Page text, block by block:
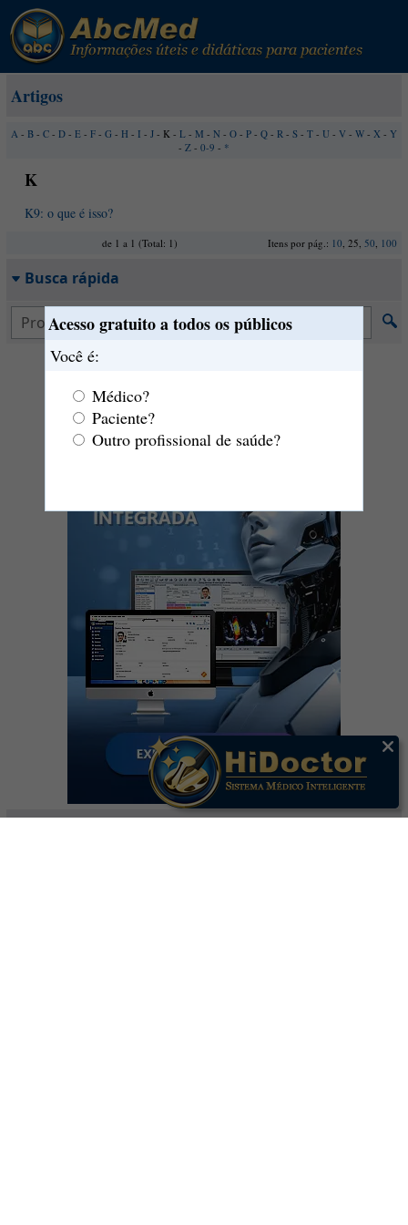
Acesso gratuito a todos os públicos
Você é:
Médico?
Paciente?
Outro profissional de saúde?
Artigos
A - B - C - D - E - F - G - H - I - J - K - L - M - N - O - P - Q - R - S - T - U - V - W - X - Y
- Z - 0-9 - *
K
K9: o que é isso?
Itens por pág.: 10, 25, 50, 100
de 1 a 1 (Total: 1)
Busca rápida